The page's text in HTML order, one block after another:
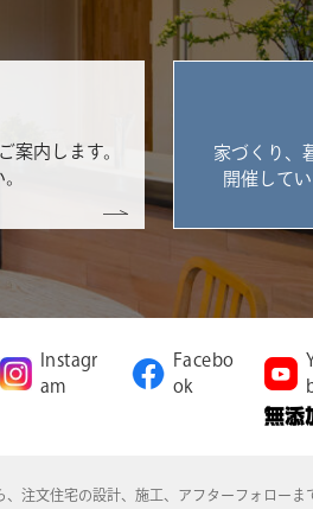
案内します。
家づくり、
開催して
Instagr
am
Facebo
ok
注文住宅の設計、施工、アフターフォロー